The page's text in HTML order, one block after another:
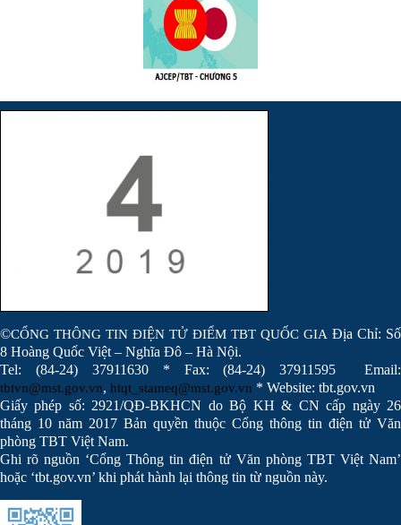
©CỔNG THÔNG TIN ĐIỆN TỬ ĐIỂM TBT QUỐC GIA Địa Chỉ: Số
8 Hoàng Quốc Việt – Nghĩa Đô – Hà Nội.
Tel: (84-24) 37911630 * Fax: (84-24) 37911595 Email:
tbtvn@mst.gov.vn, htqt_stameq@mst.gov.vn * Website: tbt.gov.vn
Giấy phép số: 2921/QĐ-BKHCN do Bộ KH & CN cấp ngày 26
tháng 10 năm 2017 Bản quyền thuộc Cổng thông tin điện tử Văn
phòng TBT Việt Nam.
Ghi rõ nguồn ‘Cổng Thông tin điện tử Văn phòng TBT Việt Nam’
hoặc ‘tbt.gov.vn’ khi phát hành lại thông tin từ nguồn này.